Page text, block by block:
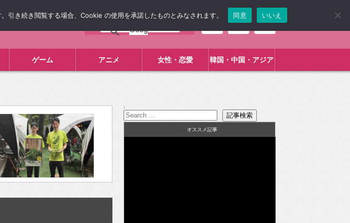
ゲーム アニメ 女性・恋愛 韓国・中国・アジア
:
オススメ記事
引き続き閲覧する場合、Cookie の使用を承諾したものとみなされます。 同意 いいえ